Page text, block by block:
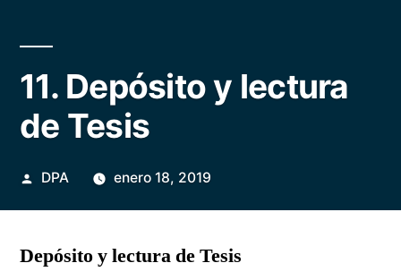
11. Depósito y lectura
de Tesis
Publicado
DPA enero 18, 2019
Depósito y lectura de Tesis